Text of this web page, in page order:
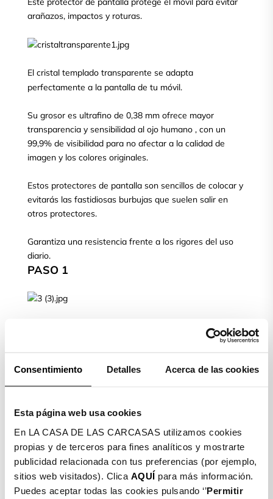
Consentimiento Detalles Acerca de las cookies
Esta página web usa cookies
En LA CASA DE LAS CARCASAS utilizamos cookies
propias y de terceros para fines analíticos y mostrarte
publicidad relacionada con tus preferencias (por ejemplo,
sitios web visitados). Clica AQUÍ para más información.
Puedes aceptar todas las cookies pulsando ‘’Permitir
arañazos, impactos y roturas.
El cristal templado transparente se adapta
perfectamente a la pantalla de tu móvil.
Su grosor es ultrafino de 0,38 mm ofrece mayor
transparencia y sensibilidad al ojo humano , con un
99,9% de visibilidad para no afectar a la calidad de
imagen y los colores originales.
Estos protectores de pantalla son sencillos de colocar y
evitarás las fastidiosas burbujas que suelen salir en
otros protectores.
Garantiza una resistencia frente a los rigores del uso
diario.
PASO 1
Limpiamos la pantalla de nuestro móvil con la toallita
húmeda (Wet) y posteriormente secamos con la toallita
PASO 2
Colocamos el móvil de manera horizontal. Cogemos el
cristal templado, quitamos el plástico protector, lo
ajustamos y lo dejamos caer suavemente.
PASO 3